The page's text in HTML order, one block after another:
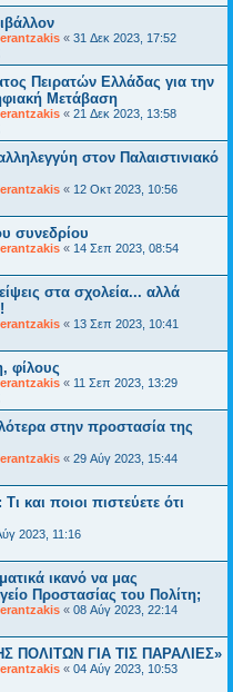
« 31 Δεκ 2023, 17:52
Πειρατών Ελλάδας για την
Μετάβαση
« 21 Δεκ 2023, 13:58
στον Παλαιστινιακό
« 12 Οκτ 2023, 10:56
συνεδρίου
« 14 Σεπ 2023, 08:54
στα σχολεία... αλλά
« 13 Σεπ 2023, 10:41
φίλους
« 11 Σεπ 2023, 13:29
στην προστασία της
« 29 Αύγ 2023, 15:44
και ποιοι πιστεύετε ότι
2023, 11:16
ικανό να μας
Προστασίας του Πολίτη;
« 08 Αύγ 2023, 22:14
ΠΟΛΙΤΩΝ ΓΙΑ ΤΙΣ ΠΑΡΑΛΙΕΣ»
« 04 Αύγ 2023, 10:53